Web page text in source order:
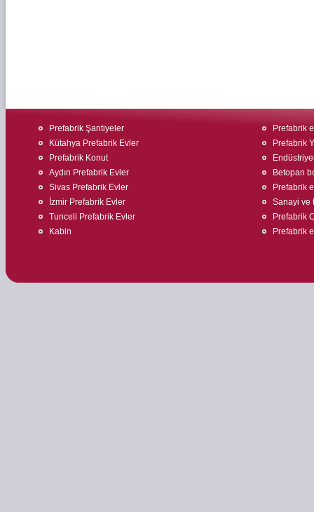
Prefabrik Şantiyeler
Kütahya Prefabrik Evler
Prefabrik Konut
Aydın Prefabrik Evler
Sivas Prefabrik Evler
İzmir Prefabrik Evler
Tunceli Prefabrik Evler
Kabin
Prefabrik
Prefabrik
Betopan
Prefabrik
Sanayi ve
Prefabrik
Prefabrik